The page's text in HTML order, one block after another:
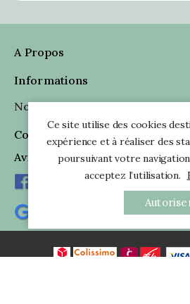
A Propos
Informations
Nous Suivre
Coordonnées
Avis Clients
Ce site utilise des cookies
expérience et à réaliser des
poursuivant votre
acceptez l’utilisation.